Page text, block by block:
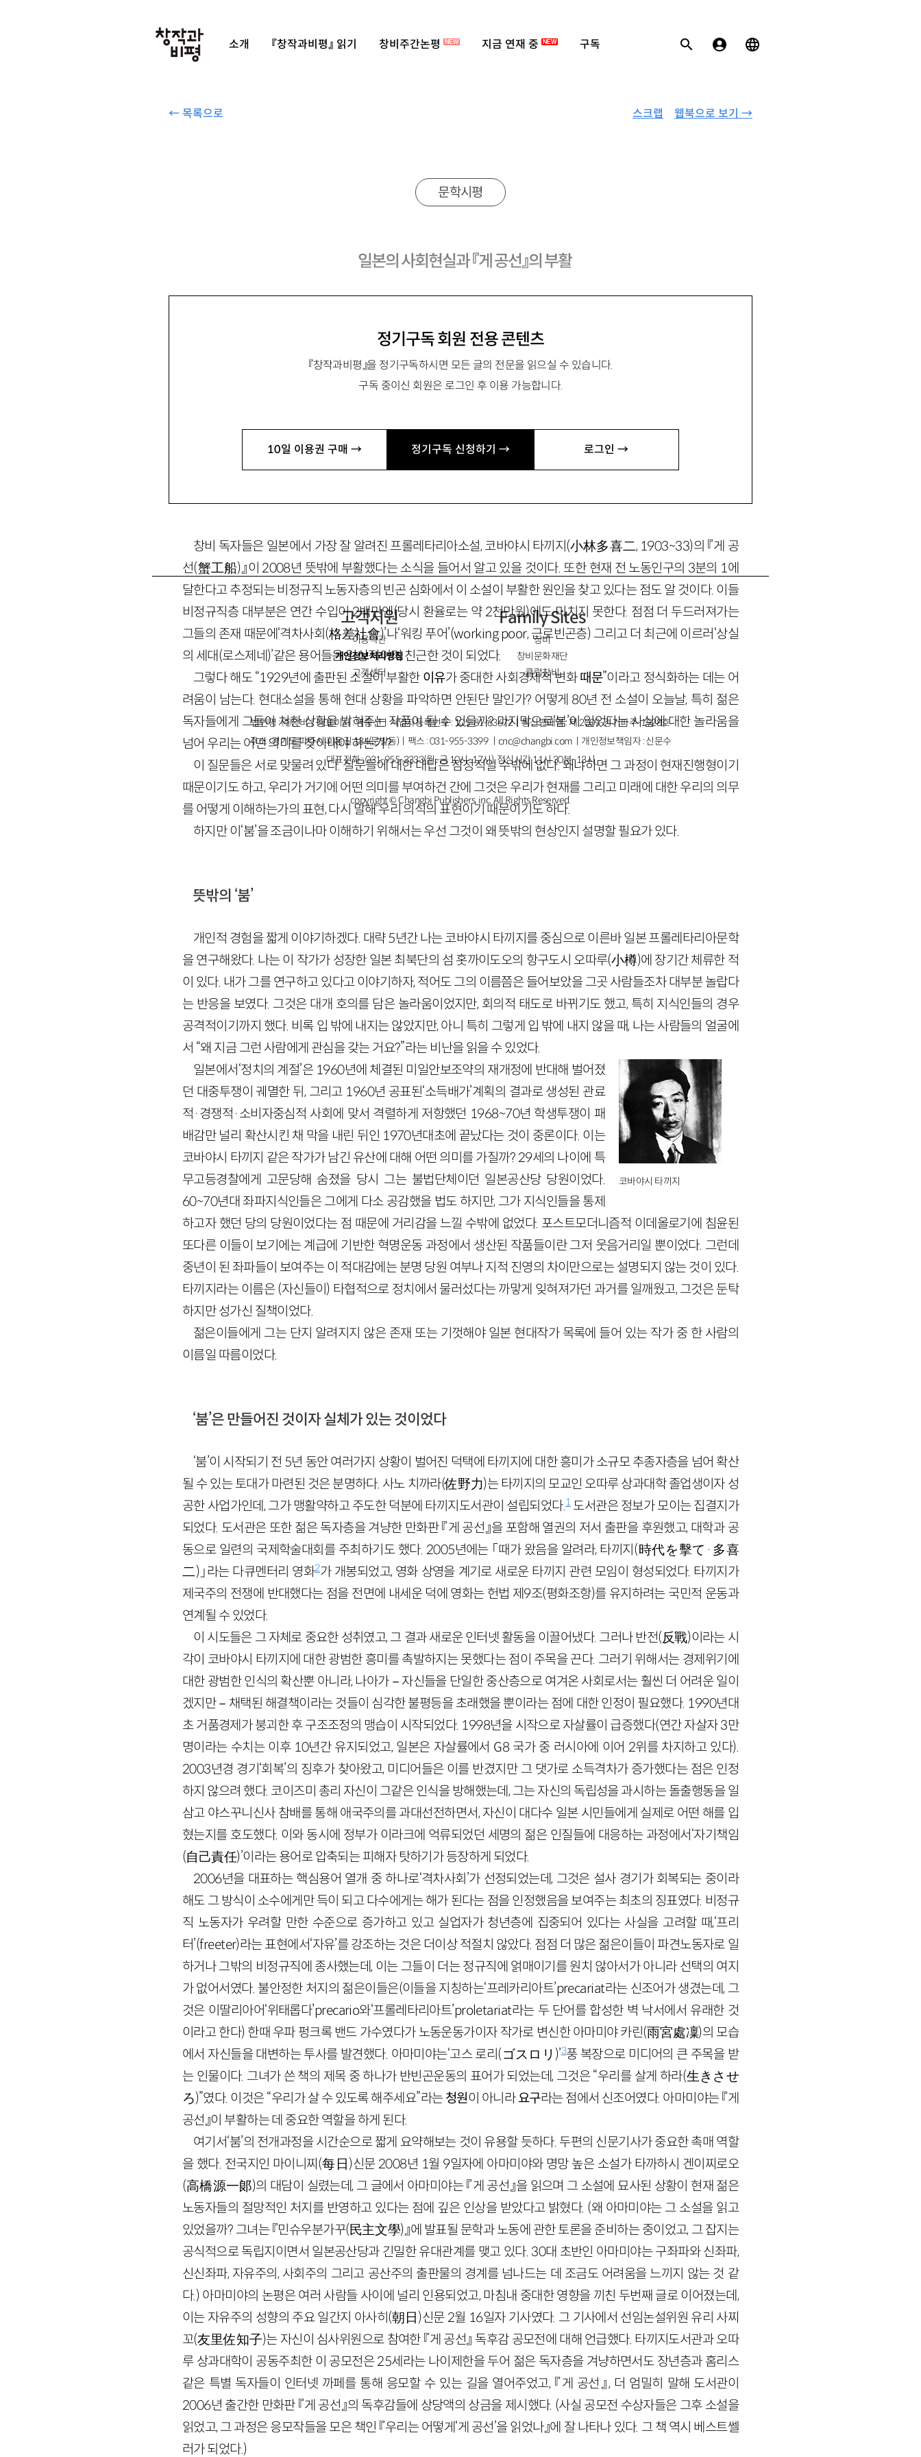
소개 『창작과비평』 읽기 창비주간논평 NEW 지금 연재 중 NEW 구독
← 목록으로 웹북으로 보기 →
스크랩
정기구독 회원 전용 콘텐츠
『창작과비평』을 정기구독하시면 모든 글의 전문을 읽으실 수 있습니다.
구독 중이신 회원은 로그인 후 이용 가능합니다.
10일 이용권 구매 → 정기구독 신청하기 → 로그인 →
문학시평
일본의 사회현실과 『게 공선』의 부활
미군 점령기 일본에서 일본인 어머니와 미국인 아버지 사이에서 태어났으며, 현재 시카고대 일본문학 교수로 재
직중이다. 한국어로 번역된 책으로 『죽어가는 천황의 나라에서』가 있으며, 최근 일본에서 『코바야시 타끼지: 21세
기에 어떻게 읽을까(小林多喜二: 21世紀にどう讀むか)』(岩波書店 2009)를 출간했다.
비 영문 홈페이지(www.changbi.com/english)에서 볼 수 있다. ⓒ Norma Field 2009 / 한국어판 ⓒ 창
창비 독자들은 일본에서 가장 잘 알려진 프롤레타리아소설, 코바야시 타끼지(小林多喜二, 1903~33)의 『게 공
선(蟹工船)』이 2008년 뜻밖에 부활했다는 소식을 들어서 알고 있을 것이다. 또한 현재 전 노동인구의 3분의 1에
달한다고 추정되는 비정규직 노동자층의 빈곤 심화에서 이 소설이 부활한 원인을 찾고 있다는 점도 알 것이다. 이들
비정규직층 대부분은 연간 수입이 2백만엔(당시 환율로는 약 2천만원)에도 미치지 못한다. 점점 더 두드러져가는
그들의 존재 때문에‘격차사회(格差社會)’나‘워킹 푸어’(working poor, 근로빈곤층) 그리고 더 최근에 이르러‘상실
의 세대(로스제네)’같은 용어들은 일상적이며 친근한 것이 되었다.
그렇다 해도 “1929년에 출판된 소설이 부활한 이유가 중대한 사회경제적 변화때문”이라고 정식화하는 데는 어
려움이 남는다. 현대소설을 통해 현대 상황을 파악하면 안된단 말인가? 어떻게 80년 전 소설이 오늘날, 특히 젊은
독자들에게 그들이 처한 상황을 밝혀주는 작품이 될 수 있을까? 마지막으로‘붐’이 일었다는 사실에 대한 놀라움을
넘어 우리는 어떤 의미를 찾아내야 하는가?
이 질문들은 서로 맞물려 있다. 질문들에 대한 대답은 잠정적일 수밖에 없다. 왜냐하면 그 과정이 현재진행형이기
때문이기도 하고, 우리가 거기에 어떤 의미를 부여하건 간에 그것은 우리가 현재를 그리고 미래에 대한 우리의 의무
를 어떻게 이해하는가의 표현, 다시 말해 우리 의식의 표현이기 때문이기도 하다.
하지만 이‘붐’을 조금이나마 이해하기 위해서는 우선 그것이 왜 뜻밖의 현상인지 설명할 필요가 있다.
뜻밖의 ‘붐’
개인적 경험을 짧게 이야기하겠다. 대략 5년간 나는 코바야시 타끼지를 중심으로 이른바 일본 프롤레타리아문학
을 연구해왔다. 나는 이 작가가 성장한 일본 최북단의 섬 홋까이도오의 항구도시 오따루(小樽)에 장기간 체류한 적
이 있다. 내가 그를 연구하고 있다고 이야기하자, 적어도 그의 이름쯤은 들어보았을 그곳 사람들조차 대부분 놀랍다
는 반응을 보였다. 그것은 대개 호의를 담은 놀라움이었지만, 회의적 태도로 바뀌기도 했고, 특히 지식인들의 경우
공격적이기까지 했다. 비록 입 밖에 내지는 않았지만, 아니 특히 그렇게 입 밖에 내지 않을 때, 나는 사람들의 얼굴에
서 “왜 지금 그런 사람에게 관심을 갖는 거요?”라는 비난을 읽을 수 있었다.
코바야시 타끼지
일본에서‘정치의 계절’은 1960년에 체결된 미일안보조약의 재개정에 반대해 벌어졌
던 대중투쟁이 궤멸한 뒤, 그리고 1960년 공표된‘소득배가’계획의 결과로 생성된 관료
적·경쟁적·소비자중심적 사회에 맞서 격렬하게 저항했던 1968~70년 학생투쟁이 패
배감만 널리 확산시킨 채 막을 내린 뒤인 1970년대초에 끝났다는 것이 중론이다. 이는
코바야시 타끼지 같은 작가가 남긴 유산에 대해 어떤 의미를 가질까? 29세의 나이에 특
무고등경찰에게 고문당해 숨졌을 당시 그는 불법단체이던 일본공산당 당원이었다.
60~70년대 좌파지식인들은 그에게 다소 공감했을 법도 하지만, 그가 지식인들을 통제
하고자 했던 당의 당원이었다는 점 때문에 거리감을 느낄 수밖에 없었다. 포스트모더니즘적 이데올로기에 침윤된
또다른 이들이 보기에는 계급에 기반한 혁명운동 과정에서 생산된 작품들이란 그저 웃음거리일 뿐이었다. 그런데
중년이 된 좌파들이 보여주는 이 적대감에는 분명 당원 여부나 지적 진영의 차이만으로는 설명되지 않는 것이 있다.
타끼지라는 이름은 (자신들이) 타협적으로 정치에서 물러섰다는 까맣게 잊혀져가던 과거를 일깨웠고, 그것은 둔탁
하지만 성가신 질책이었다.
젊은이들에게 그는 단지 알려지지 않은 존재 또는 기껏해야 일본 현대작가 목록에 들어 있는 작가 중 한 사람의
이름일 따름이었다.
‘붐’은 만들어진 것이자 실체가 있는 것이었다
‘붐’이 시작되기 전 5년 동안 여러가지 상황이 벌어진 덕택에 타끼지에 대한 흥미가 소규모 추종자층을 넘어 확산
될 수 있는 토대가 마련된 것은 분명하다. 사노 치까라(佐野力)는 타끼지의 모교인 오따루 상과대학 졸업생이자 성
공한 사업가인데, 그가 맹활약하고 주도한 덕분에 타끼지도서관이 설립되었다.1도서관은 정보가 모이는 집결지가
되었다. 도서관은 또한 젊은 독자층을 겨냥한 만화판 『게 공선』을 포함해 열권의 저서 출판을 후원했고, 대학과 공
동으로 일련의 국제학술대회를 주최하기도 했다. 2005년에는 「때가 왔음을 알려라, 타끼지(時代を擊て·多喜
二)」라는 다큐멘터리 영화2가 개봉되었고, 영화 상영을 계기로 새로운 타끼지 관련 모임이 형성되었다. 타끼지가
제국주의 전쟁에 반대했다는 점을 전면에 내세운 덕에 영화는 헌법 제9조(평화조항)를 유지하려는 국민적 운동과
연계될 수 있었다.
이 시도들은 그 자체로 중요한 성취였고, 그 결과 새로운 인터넷 활동을 이끌어냈다. 그러나 반전(反戰)이라는 시
각이 코바야시 타끼지에 대한 광범한 흥미를 촉발하지는 못했다는 점이 주목을 끈다. 그러기 위해서는 경제위기에
대한 광범한 인식의 확산뿐 아니라, 나아가－자신들을 단일한 중산층으로 여겨온 사회로서는 훨씬 더 어려운 일이
겠지만－채택된 해결책이라는 것들이 심각한 불평등을 초래했을 뿐이라는 점에 대한 인정이 필요했다. 1990년대
초 거품경제가 붕괴한 후 구조조정의 맹습이 시작되었다. 1998년을 시작으로 자살률이 급증했다(연간 자살자 3만
명이라는 수치는 이후 10년간 유지되었고, 일본은 자살률에서 G8 국가 중 러시아에 이어 2위를 차지하고 있다).
2003년경 경기‘회복’의 징후가 찾아왔고, 미디어들은 이를 반겼지만 그 댓가로 소득격차가 증가했다는 점은 인정
하지 않으려 했다. 코이즈미 총리 자신이 그같은 인식을 방해했는데, 그는 자신의 독립성을 과시하는 돌출행동을 일
삼고 야스꾸니신사 참배를 통해 애국주의를 과대선전하면서, 자신이 대다수 일본 시민들에게 실제로 어떤 해를 입
혔는지를 호도했다. 이와 동시에 정부가 이라크에 억류되었던 세명의 젊은 인질들에 대응하는 과정에서‘자기책임
(自己責任)’이라는 용어로 압축되는 피해자 탓하기가 등장하게 되었다.
2006년을 대표하는 핵심용어 열개 중 하나로‘격차사회’가 선정되었는데, 그것은 설사 경기가 회복되는 중이라
해도 그 방식이 소수에게만 득이 되고 다수에게는 해가 된다는 점을 인정했음을 보여주는 최초의 징표였다. 비정규
직 노동자가 우려할 만한 수준으로 증가하고 있고 실업자가 청년층에 집중되어 있다는 사실을 고려할 때,‘프리
터’(freeter)라는 표현에서‘자유’를 강조하는 것은 더이상 적절치 않았다. 점점 더 많은 젊은이들이 파견노동자로 일
하거나 그밖의 비정규직에 종사했는데, 이는 그들이 더는 정규직에 얽매이기를 원치 않아서가 아니라 선택의 여지
가 없어서였다. 불안정한 처지의 젊은이들은(이들을 지칭하는‘프레카리아트’precariat라는 신조어가 생겼는데, 그
것은 이딸리아어‘위태롭다’precario와‘프롤레타리아트’proletariat라는 두 단어를 합성한 벽 낙서에서 유래한 것
이라고 한다) 한때 우파 펑크록 밴드 가수였다가 노동운동가이자 작가로 변신한 아마미야 카린(雨宮處凜)의 모습
에서 자신들을 대변하는 투사를 발견했다. 아마미야는‘고스 로리(ゴスロリ)’3풍 복장으로 미디어의 큰 주목을 받
는 인물이다. 그녀가 쓴 책의 제목 중 하나가 반빈곤운동의 표어가 되었는데, 그것은 “우리를 살게 하라(生きさせ
ろ)”였다. 이것은 “우리가 살 수 있도록 해주세요”라는청원이 아니라요구라는 점에서 신조어였다. 아마미야는 『게
공선』이 부활하는 데 중요한 역할을 하게 된다.
여기서‘붐’의 전개과정을 시간순으로 짧게 요약해보는 것이 유용할 듯하다. 두편의 신문기사가 중요한 촉매 역할
을 했다. 전국지인 마이니찌(每日)신문 2008년 1월 9일자에 아마미야와 명망 높은 소설가 타까하시 겐이찌로오
(高橋源一郞)의 대담이 실렸는데, 그 글에서 아마미야는 『게 공선』을 읽으며 그 소설에 묘사된 상황이 현재 젊은
노동자들의 절망적인 처지를 반영하고 있다는 점에 깊은 인상을 받았다고 밝혔다. (왜 아마미야는 그 소설을 읽고
있었을까? 그녀는 『민슈우분가꾸(民主文學)』에 발표될 문학과 노동에 관한 토론을 준비하는 중이었고, 그 잡지는
공식적으로 독립지이면서 일본공산당과 긴밀한 유대관계를 맺고 있다. 30대 초반인 아마미야는 구좌파와 신좌파,
신신좌파, 자유주의, 사회주의 그리고 공산주의 출판물의 경계를 넘나드는 데 조금도 어려움을 느끼지 않는 것 같
다.) 아마미야의 논평은 여러 사람들 사이에 널리 인용되었고, 마침내 중대한 영향을 끼친 두번째 글로 이어졌는데,
이는 자유주의 성향의 주요 일간지 아사히(朝日)신문 2월 16일자 기사였다. 그 기사에서 선임논설위원 유리 사찌
꼬(友里佐知子)는 자신이 심사위원으로 참여한 『게 공선』 독후감 공모전에 대해 언급했다. 타끼지도서관과 오따
루 상과대학이 공동주최한 이 공모전은 25세라는 나이제한을 두어 젊은 독자층을 겨냥하면서도 장년층과 홈리스
같은 특별 독자들이 인터넷 까페를 통해 응모할 수 있는 길을 열어주었고, 『게 공선』, 더 엄밀히 말해 도서관이
2006년 출간한 만화판 『게 공선』의 독후감들에 상당액의 상금을 제시했다. (사실 공모전 수상자들은 그후 소설을
읽었고, 그 과정은 응모작들을 모은 책인 『우리는 어떻게‘게 공선’을 읽었나』에 잘 나타나 있다. 그 책 역시 베스트쎌
러가 되었다.)
고객지원
이용약관
개인정보처리방침
고객센터
Family Sites
창비
창비문화재단
클럽창비
법인명 : ㈜창비ㅣ대표이사 : 염종선ㅣ사업자등록번호 : 105-81-63672ㅣ통신판매업 : 제 2009-경기파주-1928호
주소 : 경기도 파주시 회동길 184(문발동)ㅣ팩스 : 031-955-3399 ㅣcnc@changbi.com ㅣ개인정보책임자 : 신문수
대표전화 : 031-955-3333(월~금 10시~17시), 점심시간 11시 30분~13시
copyright © Changbi Publishers, inc. All Rights Reserved.